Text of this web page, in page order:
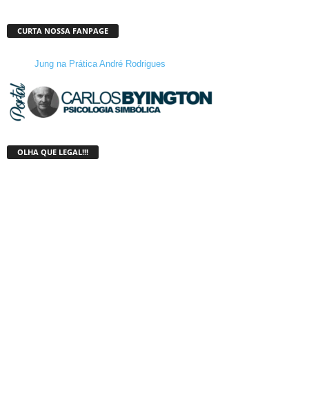
CURTA NOSSA FANPAGE
Jung na Prática André Rodrigues
OLHA QUE LEGAL!!!